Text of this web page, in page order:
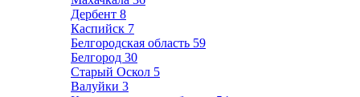
Дербент 8
Каспийск 7
Белгородская область 59
Белгород 30
Старый Оскол 5
Валуйки 3